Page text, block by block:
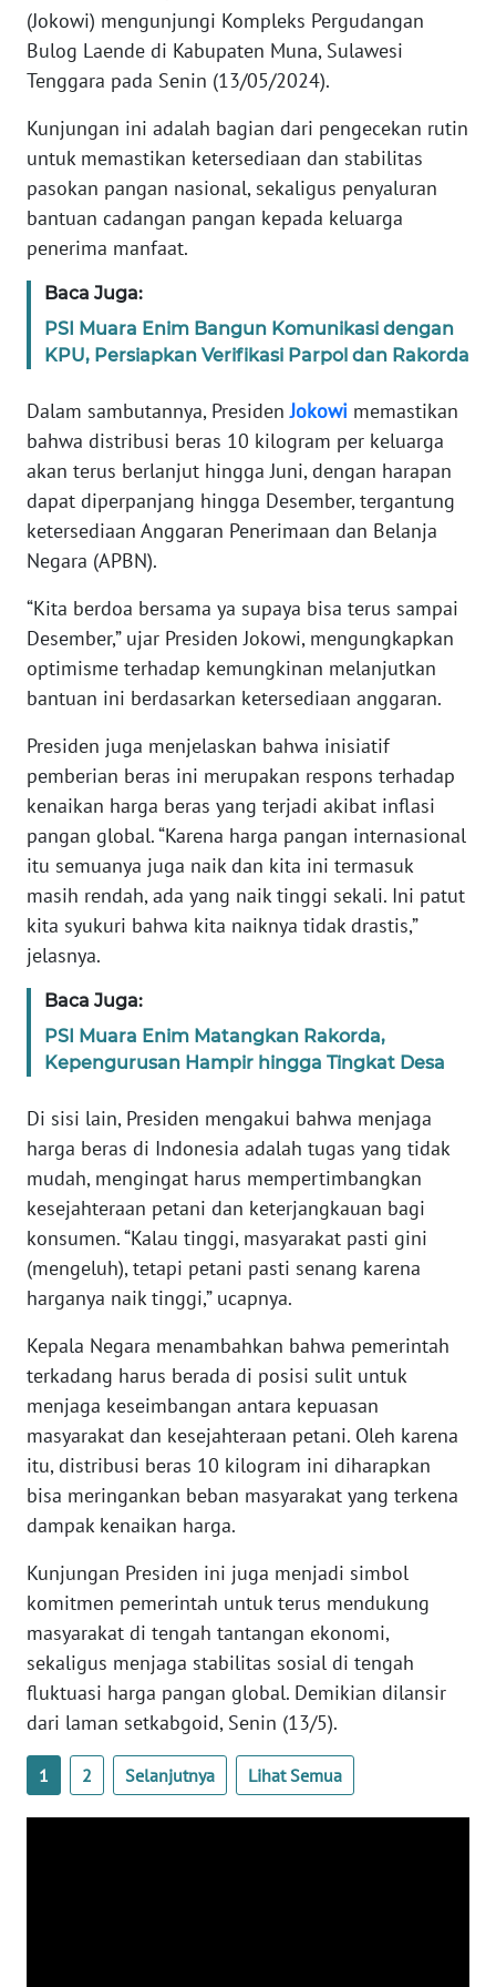
(Jokowi) mengunjungi Kompleks Pergudangan
Bulog Laende di Kabupaten Muna, Sulawesi
Tenggara pada Senin (13/05/2024).
Kunjungan ini adalah bagian dari pengecekan rutin
untuk memastikan ketersediaan dan stabilitas
pasokan pangan nasional, sekaligus penyaluran
bantuan cadangan pangan kepada keluarga
penerima manfaat.
Baca Juga:
PSI Muara Enim Bangun Komunikasi dengan
KPU, Persiapkan Verifikasi Parpol dan Rakorda
Dalam sambutannya, PresidenJokowi memastikan
bahwa distribusi beras 10 kilogram per keluarga
akan terus berlanjut hingga Juni, dengan harapan
dapat diperpanjang hingga Desember, tergantung
ketersediaan Anggaran Penerimaan dan Belanja
Negara (APBN).
“Kita berdoa bersama ya supaya bisa terus sampai
Desember,” ujar Presiden Jokowi, mengungkapkan
optimisme terhadap kemungkinan melanjutkan
bantuan ini berdasarkan ketersediaan anggaran.
Presiden juga menjelaskan bahwa inisiatif
pemberian beras ini merupakan respons terhadap
kenaikan harga beras yang terjadi akibat inflasi
pangan global. “Karena harga pangan internasional
itu semuanya juga naik dan kita ini termasuk
masih rendah, ada yang naik tinggi sekali. Ini patut
kita syukuri bahwa kita naiknya tidak drastis,”
jelasnya.
Baca Juga:
PSI Muara Enim Matangkan Rakorda,
Kepengurusan Hampir hingga Tingkat Desa
Di sisi lain, Presiden mengakui bahwa menjaga
harga beras di Indonesia adalah tugas yang tidak
mudah, mengingat harus mempertimbangkan
kesejahteraan petani dan keterjangkauan bagi
konsumen. “Kalau tinggi, masyarakat pasti gini
(mengeluh), tetapi petani pasti senang karena
harganya naik tinggi,” ucapnya.
Kepala Negara menambahkan bahwa pemerintah
terkadang harus berada di posisi sulit untuk
menjaga keseimbangan antara kepuasan
masyarakat dan kesejahteraan petani. Oleh karena
itu, distribusi beras 10 kilogram ini diharapkan
bisa meringankan beban masyarakat yang terkena
dampak kenaikan harga.
Kunjungan Presiden ini juga menjadi simbol
komitmen pemerintah untuk terus mendukung
masyarakat di tengah tantangan ekonomi,
sekaligus menjaga stabilitas sosial di tengah
fluktuasi harga pangan global. Demikian dilansir
dari laman setkabgoid, Senin (13/5).
1 2 Selanjutnya Lihat Semua
Informasi
INDEKS
BERITA
KONTAK
KAMI
INFO
IKLAN
TENTANG
KAMI
MEDIA
SIBER
REDAKSI
KARIR
DISCLAIMER
Wahana
News
Regional
WN
SUMUT
WN
JAKARTA
WN
JABAR
WN
BANTEN
NTT
WN
KEPRI
PAPUA
WN
PAPUA
BARAT
WN
RIAU
WN
WN
JAMBI
WN
SULTRA
NTB